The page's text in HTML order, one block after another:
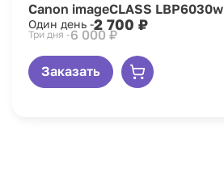
Canon imageCLASS LBP6030w
Один день -2 700 ₽
Три дня -6 000 ₽
Заказать